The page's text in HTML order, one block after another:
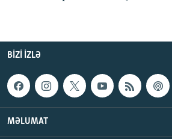
BIZI IZLƏ
MƏLUMAT